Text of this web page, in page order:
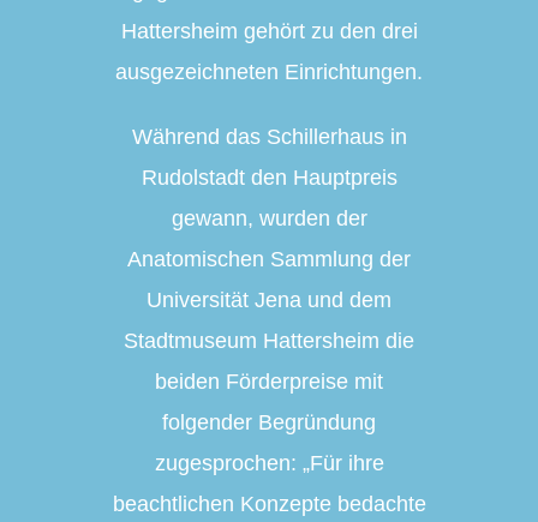
Hattersheim gehört zu den drei
ausgezeichneten Einrichtungen.
Während das Schillerhaus in
Rudolstadt den Hauptpreis
gewann, wurden der
Anatomischen Sammlung der
Universität Jena und dem
Stadtmuseum Hattersheim die
beiden Förderpreise mit
folgender Begründung
zugesprochen: „Für ihre
beachtlichen Konzepte bedachte